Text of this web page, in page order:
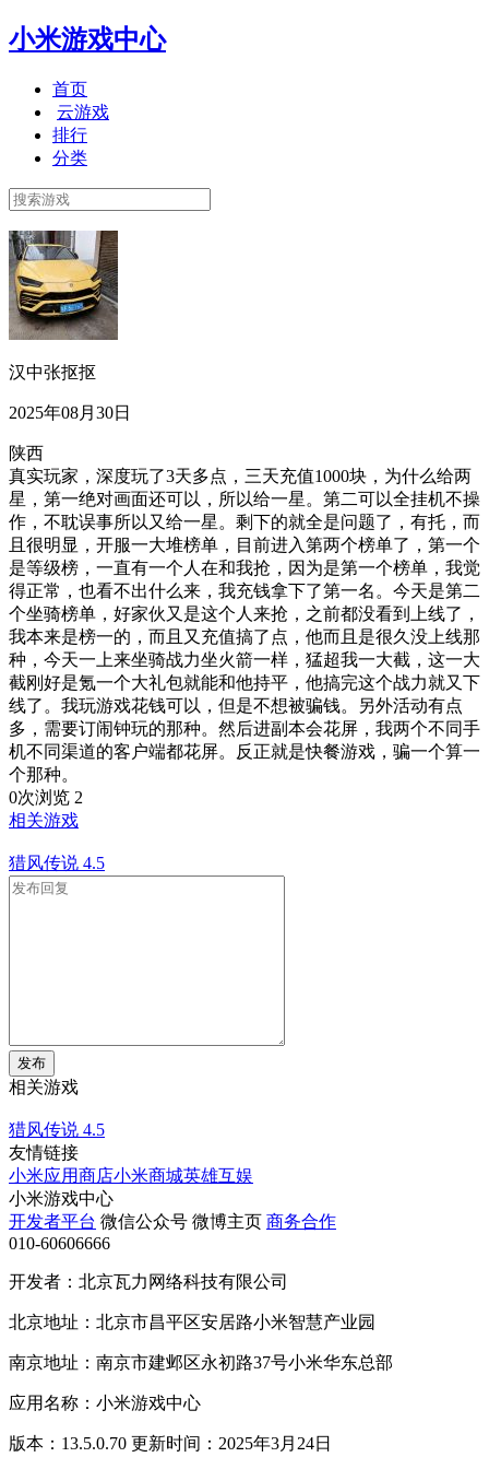
小米游戏中心
首页
云游戏
排行
分类
汉中张抠抠
2025年08月30日
陕西
真实玩家，深度玩了3天多点，三天充值1000块，为什么给两
星，第一绝对画面还可以，所以给一星。第二可以全挂机不操
作，不耽误事所以又给一星。剩下的就全是问题了，有托，而
且很明显，开服一大堆榜单，目前进入第两个榜单了，第一个
是等级榜，一直有一个人在和我抢，因为是第一个榜单，我觉
得正常，也看不出什么来，我充钱拿下了第一名。今天是第二
个坐骑榜单，好家伙又是这个人来抢，之前都没看到上线了，
我本来是榜一的，而且又充值搞了点，他而且是很久没上线那
种，今天一上来坐骑战力坐火箭一样，猛超我一大截，这一大
截刚好是氪一个大礼包就能和他持平，他搞完这个战力就又下
线了。我玩游戏花钱可以，但是不想被骗钱。另外活动有点
多，需要订闹钟玩的那种。然后进副本会花屏，我两个不同手
机不同渠道的客户端都花屏。反正就是快餐游戏，骗一个算一
个那种。
0次浏览 2
相关游戏
猎风传说 4.5
发布
相关游戏
猎风传说 4.5
友情链接
小米应用商店小米商城英雄互娱
小米游戏中心
开发者平台 微信公众号 微博主页 商务合作
010-60606666
开发者：北京瓦力网络科技有限公司
北京地址：北京市昌平区安居路小米智慧产业园
南京地址：南京市建邺区永初路37号小米华东总部
应用名称：小米游戏中心
版本：13.5.0.70 更新时间：2025年3月24日